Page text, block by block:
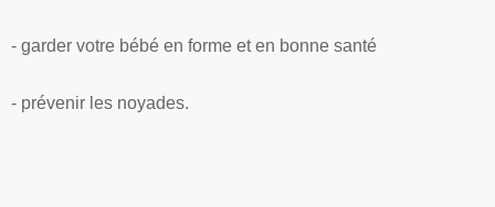
- garder votre bébé en forme et en bonne santé
- prévenir les noyades.